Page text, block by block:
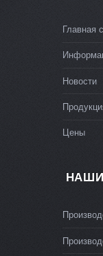
Главная
Новости
Цены